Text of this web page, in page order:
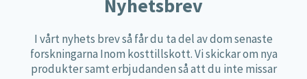
100% Natural
EVP Nutrition
Nyhetsbrev
I vårt nyhets brev så får du ta del av dom senaste
forskningarna Inom kosttillskott. Vi skickar om nya
produkter samt erbjudanden så att du inte missar